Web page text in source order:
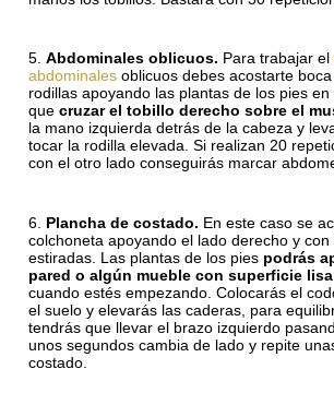
Abdominales oblicuos. Para trabajar el
abdominales oblicuos debes acostarte
rodillas apoyando las plantas de los pies
quecruzar el tobillo derecho sobre el
la mano izquierda detrás de la cabeza y
tocar la rodilla elevada. Si realizan 20
con el otro lado conseguirás marcar
Plancha de costado. En este caso se
colchoneta apoyando el lado derecho y con
estiradas. Las plantas de los pies podrás
pared o algún mueble con superficie lisa
cuando estés empezando. Colocarás el
el suelo y elevarás las caderas, para
tendrás que llevar el brazo izquierdo
unos segundos cambia de lado y repite
costado.